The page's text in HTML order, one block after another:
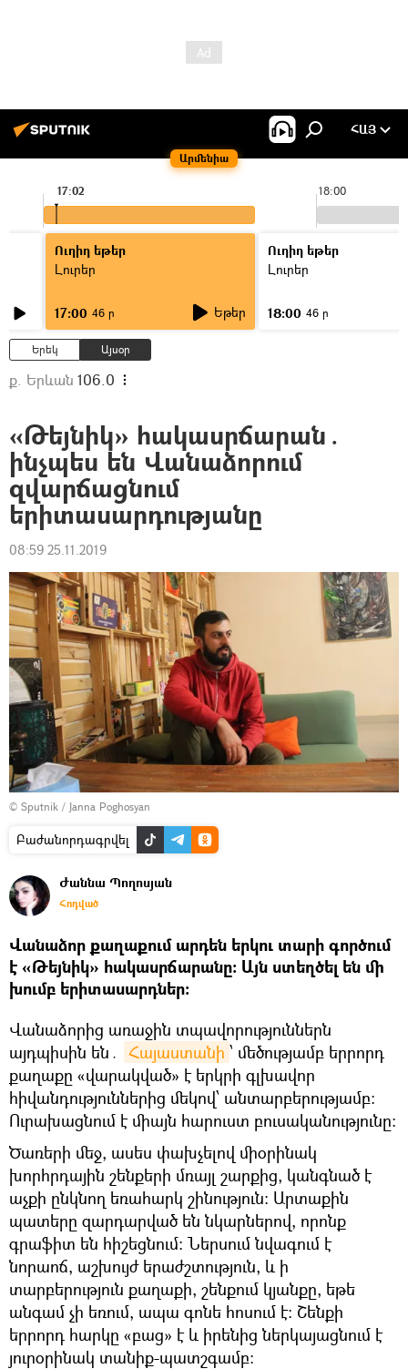
Արմենիա
ՀԱՅ
18:00
17:02
Ուղիղ եթեր
Լուրեր
17:00 46 ր Եթեր
Ուղիղ եթեր
Լուրեր
18:00 46 ր
Երեկ Այսօր
ք. Երևան 106.0
«Թեյնիկ» հակասրճարան․
ինչպես են Վանաձորում
զվարճացնում
երիտասարդությանը
08:59 25.11.2019
© Sputnik / Janna Poghosyan
Բաժանորդագրվել
Ժաննա Պողոսյան
Հոդված
Վանաձոր քաղաքում արդեն երկու տարի գործում
է «Թեյնիկ» հակասրճարանը։ Այն ստեղծել են մի
խումբ երիտասարդներ։
Վանաձորից առաջին տպավորություններն
այդպիսին են․ Հայաստանի ՝ մեծությամբ երրորդ
քաղաքը «վարակված» է երկրի գլխավոր
հիվանդություններից մեկով՝ անտարբերությամբ։
Ուրախացնում է միայն հարուստ բուսականությունը։
Ծառերի մեջ, ասես փախչելով միօրինակ
խորհրդային շենքերի մռայլ շարքից, կանգնած է
աչքի ընկնող եռահարկ շինություն։ Արտաքին
պատերը զարդարված են նկարներով, որոնք
գրաֆիտ են հիշեցնում։ Ներսում նվագում է
նորաոճ, աշխույժ երաժշտություն, և ի
տարբերություն քաղաքի, շենքում կյանքը, եթե
անգամ չի եռում, ապա գոնե հոսում է։ Շենքի
երրորդ հարկը «բաց» է և իրենից ներկայացնում է
յուրօրինակ տանիք-պատշգամբ։